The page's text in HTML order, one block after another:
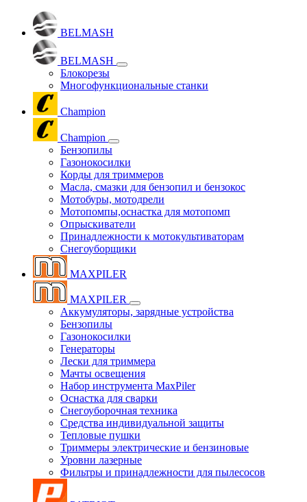
BELMASH
BELMASH
Блокорезы
Многофункциональные станки
Champion
Champion
Бензопилы
Газонокосилки
Корды для триммеров
Масла, смазки для бензопил и бензокос
Мотобуры, мотодрели
Мотопомпы,оснастка для мотопомп
Опрыскиватели
Принадлежности к мотокультиваторам
Снегоуборщики
MAXPILER
MAXPILER
Аккумуляторы, зарядные устройства
Бензопилы
Газонокосилки
Генераторы
Лески для триммера
Мачты освещения
Набор инструмента MaxPiler
Оснастка для сварки
Снегоуборочная техника
Средства индивидуальной защиты
Тепловые пушки
Триммеры электрические и бензиновые
Уровни лазерные
Фильтры и принадлежности для пылесосов